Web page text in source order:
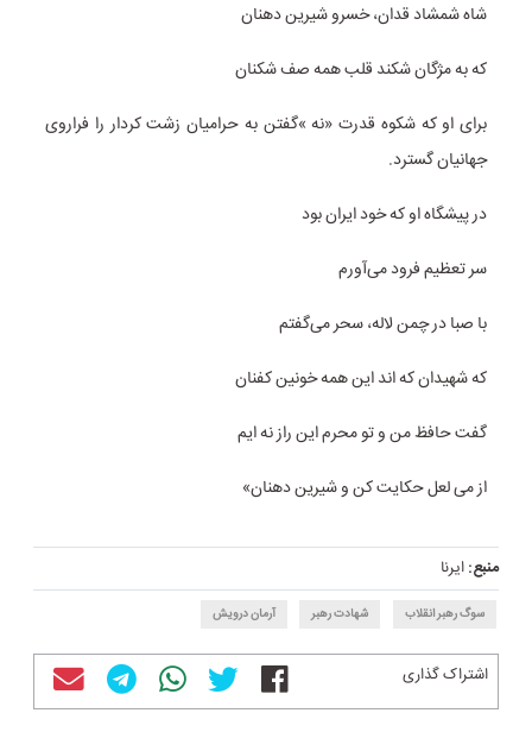
شاه شمشاد قدان، خسرو شیرین دهنان
که به مژگان شکند قلب همه صف شکنان
برای او که شکوه قدرت «نه »گفتن به حرامیان زشت کردار را فراروی
جهانیان گسترد.
در پیشگاه او که خود ایران بود
سر تعظیم فرود می‌آورم
با صبا در چمن لاله، سحر می‌گفتم
که شهیدان که اند این همه خونین کفنان
گفت حافظ من و تو محرم این راز نه ایم
از می لعل حکایت کن و شیرین دهنان»
منبع:ایرنا
سوگ رهبر انقلاب شهادت رهبر آرمان درویش
اشتراک گذاری